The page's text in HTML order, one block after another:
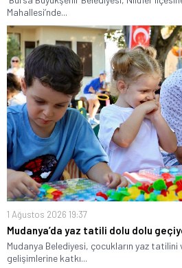
Mahallesi’nde...
1 Ağustos 2026 19:37
Mudanya’da yaz tatili dolu dolu
Mudanya Belediyesi, çocukların yaz tatilini
gelişimlerine katkı...